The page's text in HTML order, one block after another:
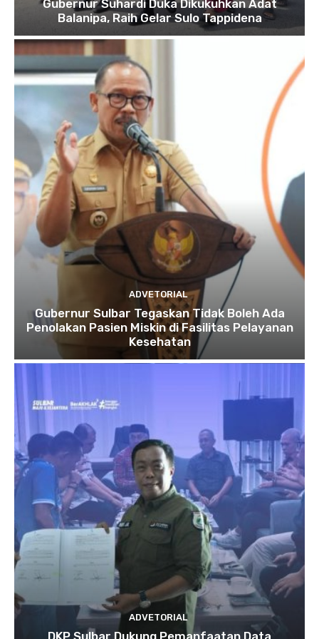
Gubernur Suhardi Duka Dikukuhkan Adat
Balanipa, Raih Gelar Sulo Tappidena
ADVETORIAL
Gubernur Sulbar Tegaskan Tidak Boleh Ada
Penolakan Pasien Miskin di Fasilitas Pelayanan
Kesehatan
ADVETORIAL